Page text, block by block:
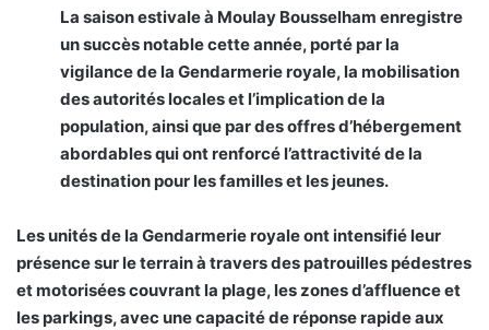
La saison estivale à Moulay Bousselham enregistre
un succès notable cette année, porté par la
vigilance de la Gendarmerie royale, la mobilisation
des autorités locales et l’implication de la
population, ainsi que par des offres d’hébergement
abordables qui ont renforcé l’attractivité de la
destination pour les familles et les jeunes.
Les unités de la Gendarmerie royale ont intensifié leur
présence sur le terrain à travers des patrouilles pédestres
et motorisées couvrant la plage, les zones d’affluence et
les parkings, avec une capacité de réponse rapide aux